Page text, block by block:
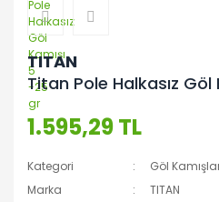
TITAN
Titan Pole Halkasız Göl
1.595,29 TL
Kategori
Göl
Marka
TITAN